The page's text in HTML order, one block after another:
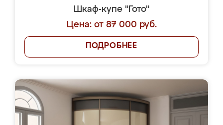
Шкаф-купе "Гото"
Цена: от 87 000 руб.
ПОДРОБНЕЕ